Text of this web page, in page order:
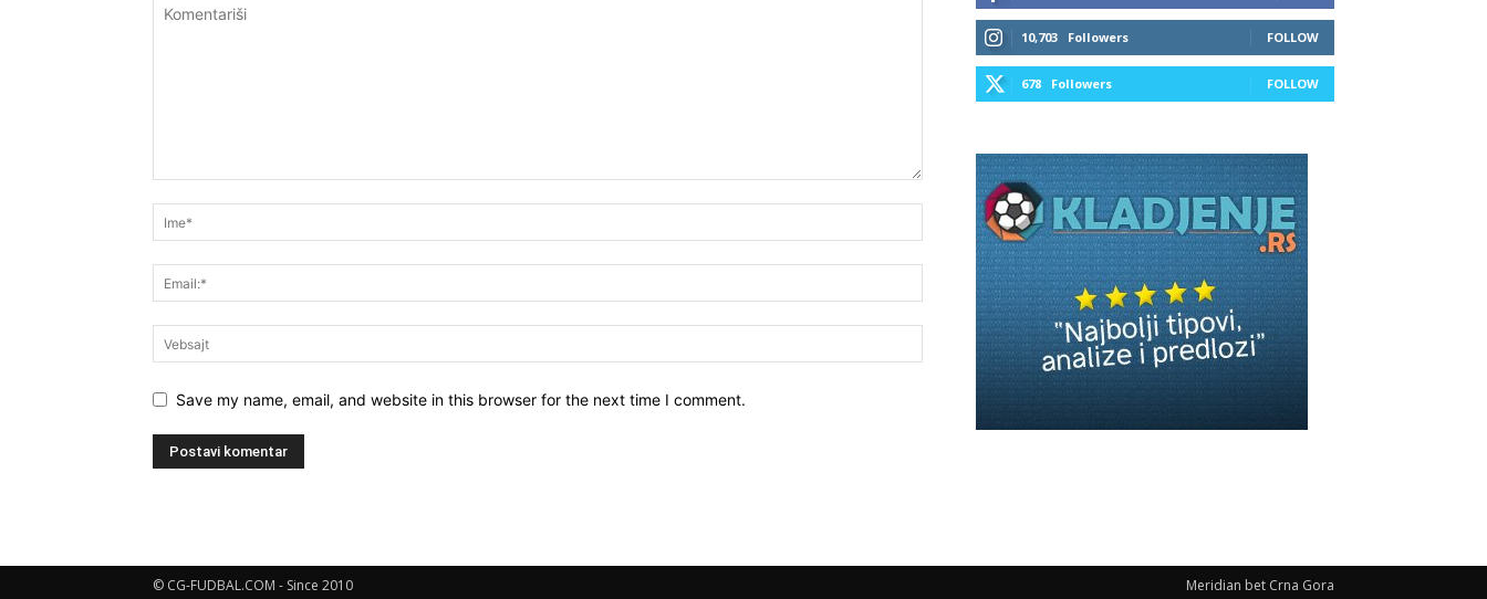
Save my name, email, and website in this browser for the next time I comment.
10,703 Followers FOLLOW
678 Followers FOLLOW
Meridian bet Crna Gora
© CG-FUDBAL.COM - Since 2010